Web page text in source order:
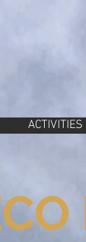
ACTIVITIES